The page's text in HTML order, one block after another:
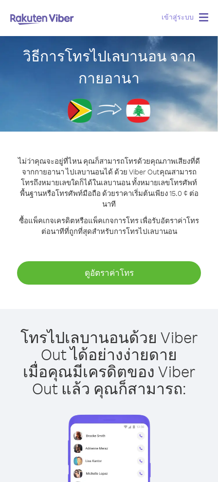
เข้าสู่ระบบ
วิธีการโทรไปเลบานอน จาก
กายอานา
ไม่ว่าคุณจะอยู่ที่ไหน คุณก็สามารถโทรด้วยคุณภาพเสียงที่ดี
จากกายอานา ไปเลบานอนได้ ด้วย Viber Outคุณสามารถ
โทรถึงหมายเลขใดก็ได้ในเลบานอน ทั้งหมายเลขโทรศัพท์
พื้นฐานหรือโทรศัพท์มือถือ ด้วยราคาเริ่มต้นเพียง 15.0 ¢ ต่อ
นาที
ซื้อแพ็คเกจเครดิตหรือแพ็คเกจการโทร เพื่อรับอัตราค่าโทร
ต่อนาทีที่ถูกที่สุดสำหรับการโทรไปเลบานอน
ดูอัตราค่าโทร
โทรไปเลบานอนด้วย Viber
Out ได้อย่างง่ายดาย
เมื่อคุณมีเครดิตของ Viber
Out แล้ว คุณก็สามารถ: